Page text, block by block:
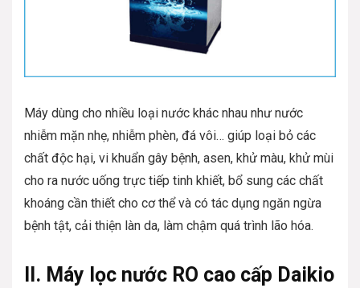
Máy dùng cho nhiều loại nước khác nhau như nước
nhiễm mặn nhẹ, nhiễm phèn, đá vôi… giúp loại bỏ các
chất độc hại, vi khuẩn gây bệnh, asen, khử màu, khử mùi
cho ra nước uống trực tiếp tinh khiết, bổ sung các chất
khoáng cần thiết cho cơ thể và có tác dụng ngăn ngừa
bệnh tật, cải thiện làn da, làm chậm quá trình lão hóa.
II. Máy lọc nước RO cao cấp Daikio